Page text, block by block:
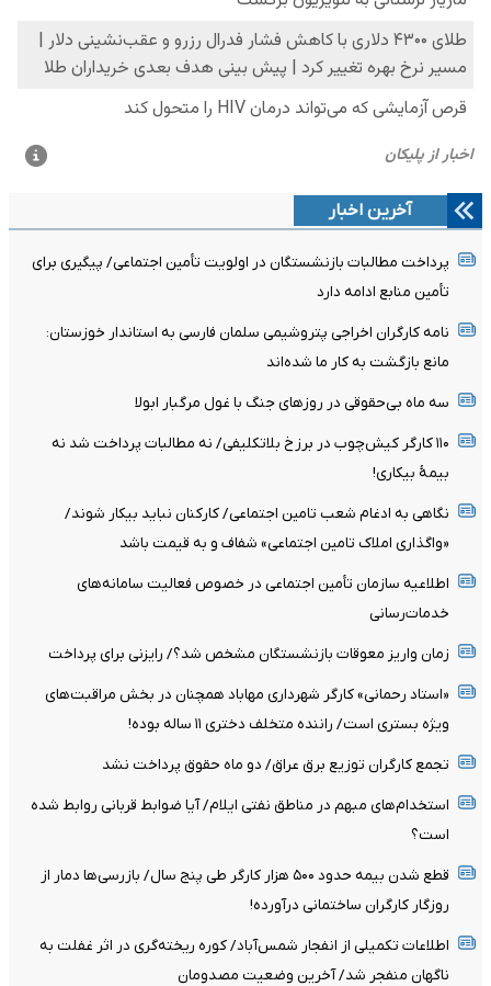
آخرین اخبار
پرداخت مطالبات بازنشستگان در اولویت تأمین اجتماعی/ پیگیری برای
تأمین منابع ادامه دارد
نامه کارگران اخراجی پتروشیمی سلمان فارسی به استاندار خوزستان:
مانع بازگشت به کار ما شده‌اند
سه ماه بی‌حقوقی در روزهای جنگ با غول مرگبار ابولا
۱۱۰ کارگر کیش‌چوب در برزخ بلاتکلیفی/ نه مطالبات پرداخت شد نه
بیمۀ بیکاری!
نگاهی به ادغام شعب تامین اجتماعی/ کارکنان نباید بیکار شوند/
«واگذاری املاک تامین اجتماعی» شفاف و به قیمت باشد
اطلاعیه سازمان تأمین اجتماعی در خصوص فعالیت سامانه‌های
خدمات‌رسانی
زمان واریز معوقات بازنشستگان مشخص شد؟/ رایزنی برای پرداخت
«استاد رحمانی» کارگر شهرداری مهاباد همچنان در بخش مراقبت‌های
ویژه بستری است/ راننده متخلف دختری ۱۱ ساله بوده!
تجمع کارگران توزیع برق عراق/ دو ماه حقوق پرداخت نشد
استخدام‌های مبهم در مناطق نفتی ایلام/ آیا ضوابط قربانی روابط شده
است؟
قطع شدن بیمه حدود ۵۰۰ هزار کارگر طی پنج سال/ بازرسی‌ها دمار از
روزگار کارگران ساختمانی درآورده!
اطلاعات تکمیلی از انفجار شمس‌آباد/ کوره ریخته‌گری در اثر غفلت به
ناگهان منفجر شد/ آخرین وضعیت مصدومان